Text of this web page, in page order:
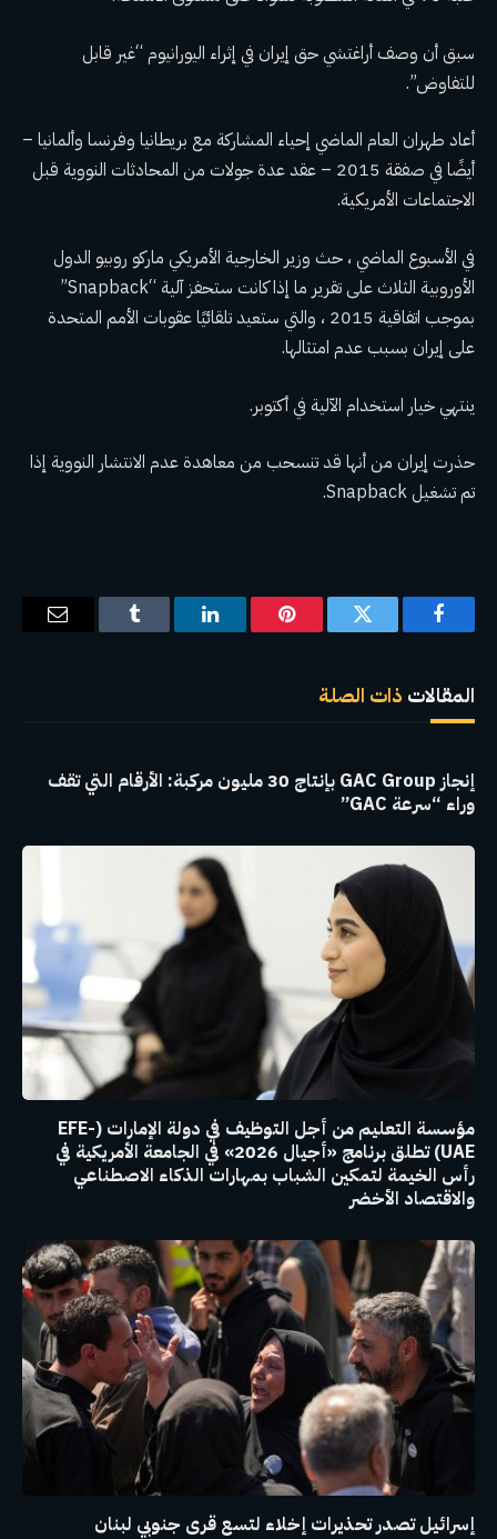
سبق أن وصف أراغتشي حق إيران في إثراء اليورانيوم “غير قابل
للتفاوض”.
أعاد طهران العام الماضي إحياء المشاركة مع بريطانيا وفرنسا وألمانيا –
أيضًا في صفقة 2015 – عقد عدة جولات من المحادثات النووية قبل
الاجتماعات الأمريكية.
في الأسبوع الماضي ، حث وزير الخارجية الأمريكي ماركو روبيو الدول
الأوروبية الثلاث على تقرير ما إذا كانت ستحفز آلية “Snapback”
بموجب اتفاقية 2015 ، والتي ستعيد تلقائيًا عقوبات الأمم المتحدة
على إيران بسبب عدم امتثالها.
ينتهي خيار استخدام الآلية في أكتوبر.
حذرت إيران من أنها قد تنسحب من معاهدة عدم الانتشار النووية إذا
تم تشغيل Snapback.
فيسبوك تويتر بينتيريستلينكدإن Tumblr
البريد
المقالات ذات الصلة
إنجاز GAC Group بإنتاج 30 مليون مركبة: الأرقام التي تقف
وراء “سرعة GAC”
مؤسسة التعليم من أجل التوظيف في دولة الإمارات (EFE-
UAE) تطلق برنامج «أجيال 2026» في الجامعة الأمريكية في
رأس الخيمة لتمكين الشباب بمهارات الذكاء الاصطناعي
والاقتصاد الأخضر
إسرائيل تصدر تحذيرات إخلاء لتسع قرى جنوبي لبنان